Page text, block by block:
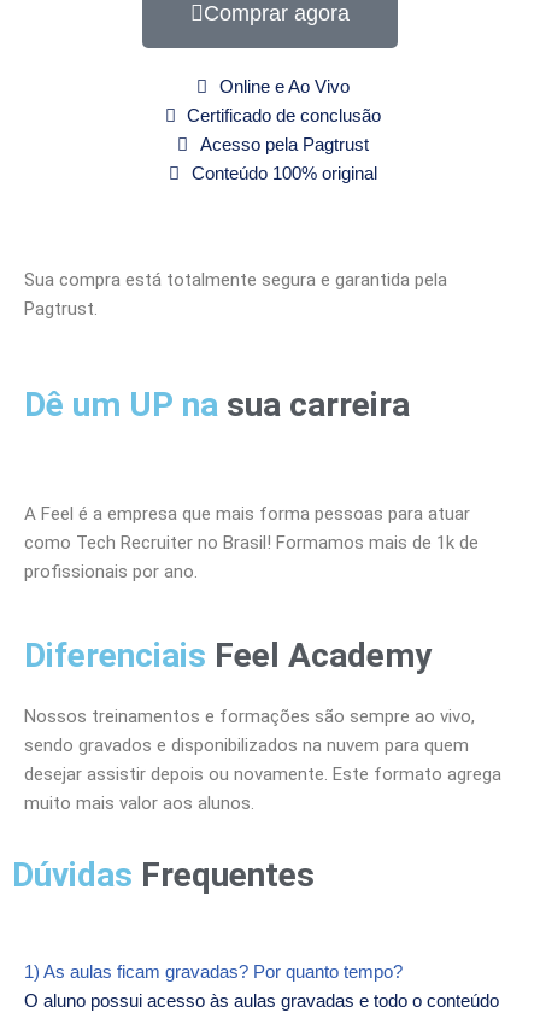
Dê um UP na sua carreira
A Feel é a empresa que mais forma pessoas para atuar
como Tech Recruiter no Brasil! Formamos mais de 1k de
profissionais por ano.
Diferenciais Feel Academy
Nossos treinamentos e formações são sempre ao vivo,
sendo gravados e disponibilizados na nuvem para quem
desejar assistir depois ou novamente. Este formato agrega
muito mais valor aos alunos.
Comprar agora
Online e Ao Vivo
Certificado de conclusão
Acesso pela Pagtrust
Conteúdo 100% original
Sua compra está totalmente segura e garantida pela
Pagtrust.
Dúvidas Frequentes
1) As aulas ficam gravadas? Por quanto tempo?
O aluno possui acesso às aulas gravadas e todo o conteúdo